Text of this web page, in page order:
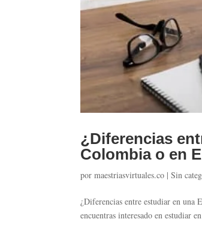
¿Diferencias
Colombia o en
pormaestriasvirtuales.co |Sin
¿Diferencias entre estudiar en una
encuentras interesado en estudiar